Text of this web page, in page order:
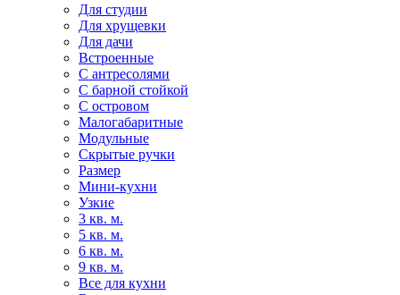
Для студии
Для хрущевки
Для дачи
Встроенные
С антресолями
С барной стойкой
С островом
Малогабаритные
Модульные
Скрытые ручки
Размер
Мини-кухни
Узкие
3 кв. м.
5 кв. м.
6 кв. м.
9 кв. м.
Все для кухни